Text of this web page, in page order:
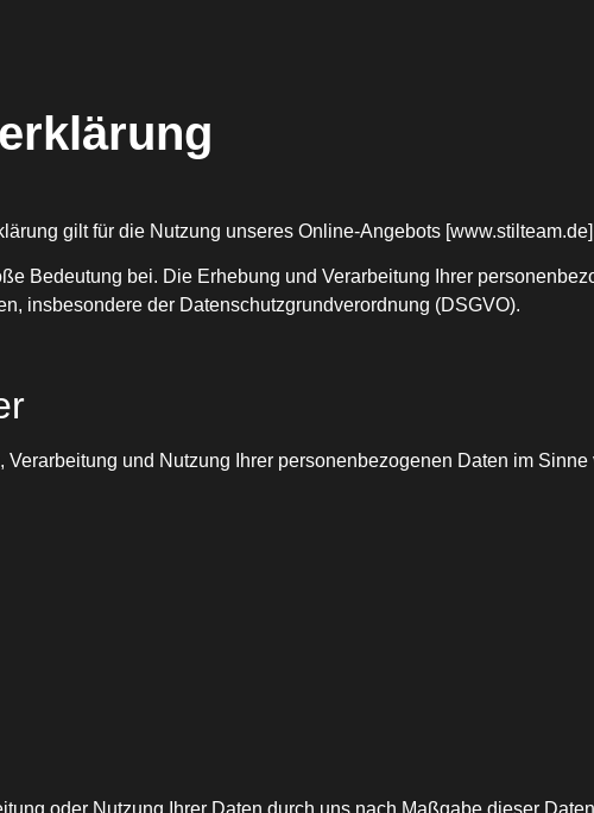
gilt für die Nutzung unseres Online-Angebots [www.stilteam.de]
Bedeutung bei. Die Erhebung und Verarbeitung Ihrer
insbesondere der Datenschutzgrundverordnung (DSGVO).
Verarbeitung und Nutzung Ihrer personenbezogenen Daten im Sinne
oder Nutzung Ihrer Daten durch uns nach Maßgabe dieser